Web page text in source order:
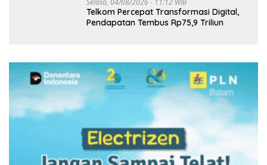
Telkom Percepat Transformasi Digital,
Pendapatan Tembus Rp75,9 Triliun